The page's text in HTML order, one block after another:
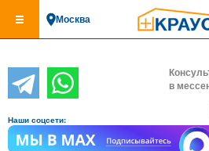
основному
Москва
в
Наши соцсети: